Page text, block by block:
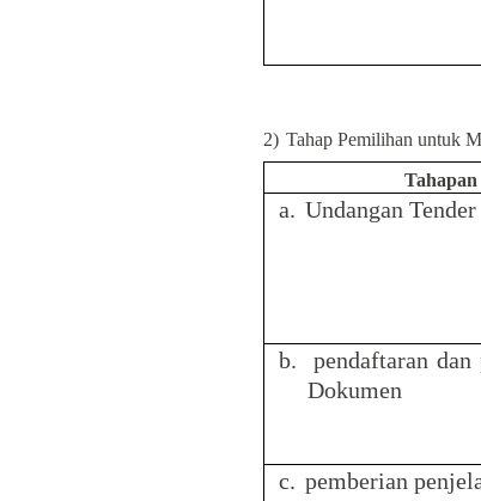
2) Tahap Pemilihan untuk
Tahapan
a. Undangan Tender
b.
pendaftaran dan
Dokumen
c. pemberian